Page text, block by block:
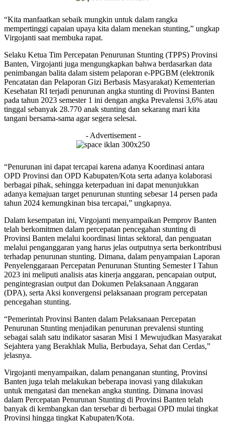
“Kita manfaatkan sebaik mungkin untuk dalam rangka
mempertinggi capaian upaya kita dalam menekan stunting,” ungkap
Virgojanti saat membuka rapat.
Selaku Ketua Tim Percepatan Penurunan Stunting (TPPS) Provinsi
Banten, Virgojanti juga mengungkapkan bahwa berdasarkan data
penimbangan balita dalam sistem pelaporan e-PPGBM (elektronik
Pencatatan dan Pelaporan Gizi Berbasis Masyarakat) Kementerian
Kesehatan RI terjadi penurunan angka stunting di Provinsi Banten
pada tahun 2023 semester 1 ini dengan angka Prevalensi 3,6% atau
tinggal sebanyak 28.770 anak stunting dan sekarang mari kita
tangani bersama-sama agar segera selesai.
- Advertisement -
“Penurunan ini dapat tercapai karena adanya Koordinasi antara
OPD Provinsi dan OPD Kabupaten/Kota serta adanya kolaborasi
berbagai pihak, sehingga keterpaduan ini dapat menunjukkan
adanya kemajuan target penurunan stunting sebesar 14 persen pada
tahun 2024 kemungkinan bisa tercapai,” ungkapnya.
Dalam kesempatan ini, Virgojanti menyampaikan Pemprov Banten
telah berkomitmen dalam percepatan pencegahan stunting di
Provinsi Banten melalui koordinasi lintas sektoral, dan penguatan
melalui penganggaran yang harus jelas outputnya serta berkontribusi
terhadap penurunan stunting. Dimana, dalam penyampaian Laporan
Penyelenggaraan Percepatan Penurunan Stunting Semester I Tahun
2023 ini meliputi analisis atas kinerja anggaran, pencapaian output,
pengintegrasian output dan Dokumen Pelaksanaan Anggaran
(DPA), serta Aksi konvergensi pelaksanaan program percepatan
pencegahan stunting.
“Pemerintah Provinsi Banten dalam Pelaksanaan Percepatan
Penurunan Stunting menjadikan penurunan prevalensi stunting
sebagai salah satu indikator sasaran Misi 1 Mewujudkan Masyarakat
Sejahtera yang Berakhlak Mulia, Berbudaya, Sehat dan Cerdas,”
jelasnya.
Virgojanti menyampaikan, dalam penanganan stunting, Provinsi
Banten juga telah melakukan beberapa inovasi yang dilakukan
untuk mengatasi dan menekan angka stunting. Dimana inovasi
dalam Percepatan Penurunan Stunting di Provinsi Banten telah
banyak di kembangkan dan tersebar di berbagai OPD mulai tingkat
Provinsi hingga tingkat Kabupaten/Kota.